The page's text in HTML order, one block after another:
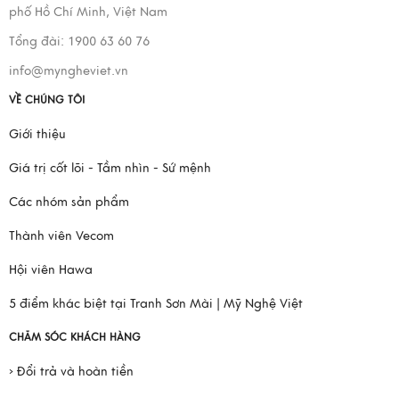
phố Hồ Chí Minh, Việt Nam
Tổng đài: 1900 63 60 76
info@myngheviet.vn
VỀ CHÚNG TÔI
Giới thiệu
Giá trị cốt lõi - Tầm nhìn - Sứ mệnh
Các nhóm sản phẩm
Thành viên Vecom
Hội viên Hawa
5 điểm khác biệt tại Tranh Sơn Mài | Mỹ Nghệ Việt
CHĂM SÓC KHÁCH HÀNG
› Đổi trả và hoàn tiền